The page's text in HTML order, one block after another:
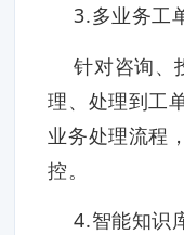
3.多业务工
针对咨询、
理、处理到工
业务处理流程
控。
4.智能知识